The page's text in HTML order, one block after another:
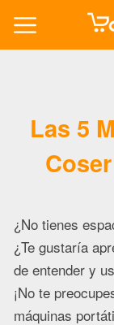
Las 5
¿No tienes
¿Te gustaría
de entender y
¡No te
máquinas